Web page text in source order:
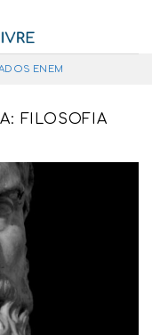
ENEM
FILOSOFIA